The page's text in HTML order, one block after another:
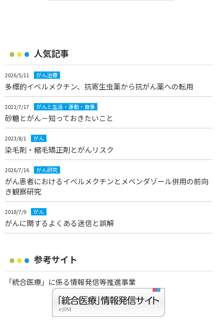
人気記事
2026/5/11 がん治療
多標的イベルメクチン、抗寄生虫薬から抗がん薬への転用
2021/7/17 がんと生活・運動・食事
砂糖とがん－知っておきたいこと
2023/8/1 がん
染毛剤・縮毛矯正剤とがんリスク
2026/7/16 がん研究
がん患者におけるイベルメクチンとメベンダゾール併用の前向
き観察研究
2018/7/9 がん
がんに関するよくある迷信と誤解
参考サイト
「統合医療」に係る情報発信等推進事業